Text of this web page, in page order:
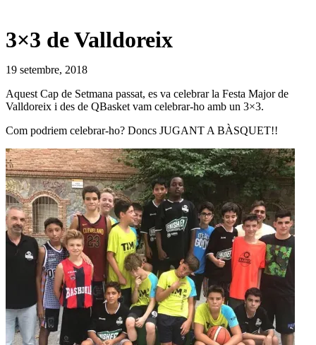
3×3 de Valldoreix
19 setembre, 2018
Aquest Cap de Setmana passat, es va celebrar la Festa Major de
Valldoreix i des de QBasket vam celebrar-ho amb un 3×3.
Com podriem celebrar-ho? Doncs JUGANT A BÀSQUET!!